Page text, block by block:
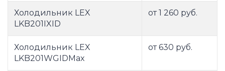
Холодильник LEX
LKB201IXID
от 1 260 руб.
Холодильник LEX
LKB201WGIDMax
от 630 руб.